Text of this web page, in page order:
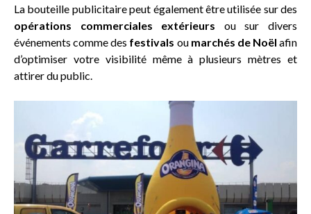
La bouteille publicitaire peut également être utilisée sur des
opérations commerciales extérieurs ou sur divers
événements comme des festivals ou marchés de Noël afin
d’optimiser votre visibilité même à plusieurs mètres et
attirer du public.